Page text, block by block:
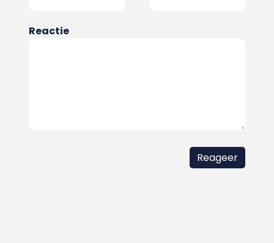
Reactie